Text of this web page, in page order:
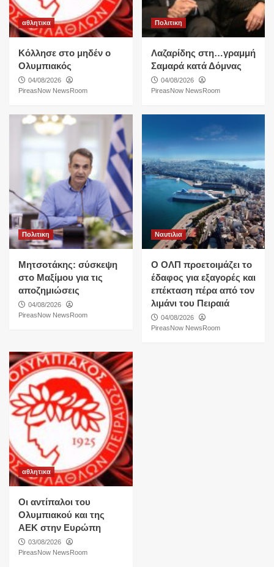
αθλητικα
Κόλλησε στο μηδέν ο
Ολυμπιακός
04/08/2026
PireasNow NewsRoom
Πολιτικη
Λαζαρίδης στη…γραμμή
Σαμαρά κατά Δόμνας
04/08/2026
PireasNow NewsRoom
Πολιτικη
Μητσοτάκης: σύσκεψη
στο Μαξίμου για τις
αποζημιώσεις
04/08/2026
PireasNow NewsRoom
Ναυτιλια
O ΟΛΠ προετοιμάζει το
έδαφος για εξαγορές και
επέκταση πέρα από τον
λιμάνι του Πειραιά
04/08/2026
PireasNow NewsRoom
αθλητικα
Οι αντίπαλοι του
Ολυμπιακού και της
ΑΕΚ στην Ευρώπη
03/08/2026
PireasNow NewsRoom